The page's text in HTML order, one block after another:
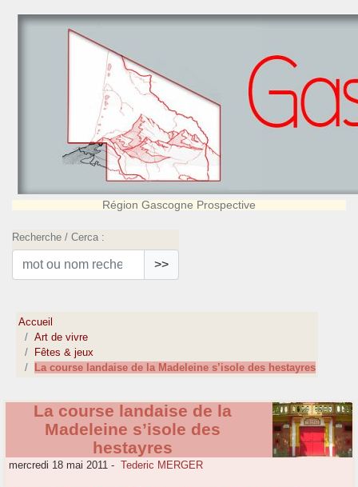
Région Gascogne Prospective
Recherche / Cerca :
>>
Accueil
Art de vivre
Fêtes & jeux
La course landaise de la Madeleine s’isole des hestayres
La course landaise de la
Madeleine s’isole des
hestayres
mercredi 18 mai 2011 - Tederic MERGER